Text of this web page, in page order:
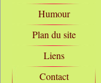
Humour
Plan du site
Liens
Contact